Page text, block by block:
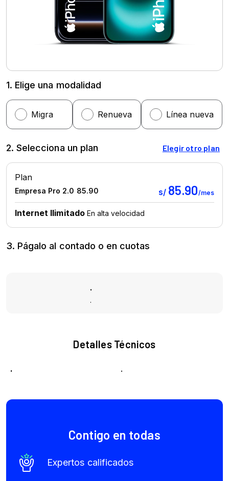
1. Elige una modalidad
2. Selecciona un plan
3. Págalo al contado o en cuotas
.
.
Detalles Técnicos
. .
Contigo en todas
Expertos calificados